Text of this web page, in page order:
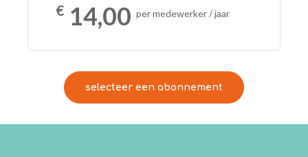
14,00 per medewerker / jaar
selecteer een abonnement